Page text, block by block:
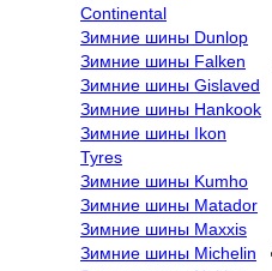
Continental
Зимние шины Dunlop
Зимние шины Falken
Зимние шины Gislaved
Зимние шины Hankook
Зимние шины Ikon
Tyres
Зимние шины Kumho
Зимние шины Matador
Зимние шины Maxxis
Зимние шины Michelin